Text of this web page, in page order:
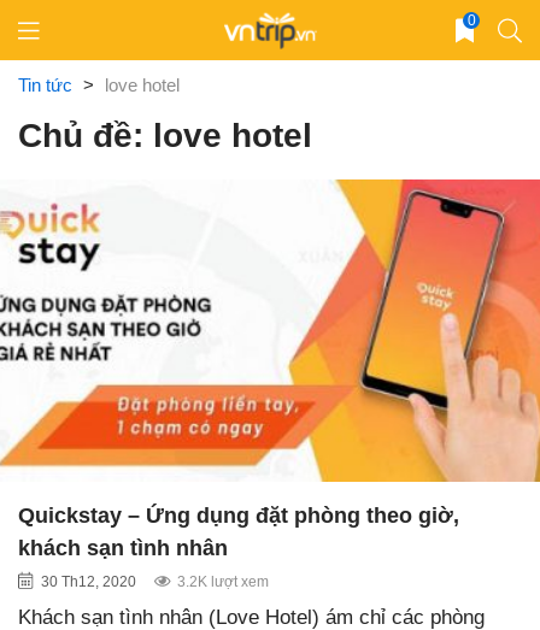
content
0
Tin tức > love hotel
Chủ đề: love hotel
Quickstay – Ứng dụng đặt phòng theo giờ,
khách sạn tình nhân
30 Th12, 2020 3.2K lượt xem
Khách sạn tình nhân (Love Hotel) ám chỉ các phòng